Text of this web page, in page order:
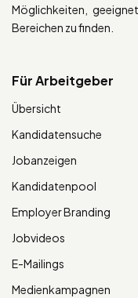
Möglichkeiten,
Bereichen zu finden.
Für Arbeitgeber
Übersicht
Kandidatensuche
Jobanzeigen
Kandidatenpool
Employer Branding
Jobvideos
E-Mailings
Medienkampagnen